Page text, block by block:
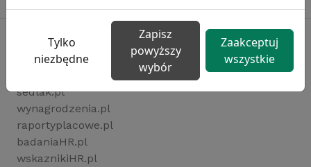
Rynekpracy.pl
sedlak.pl
wynagrodzenia.pl
raportyplacowe.pl
badaniaHR.pl
wskaznikiHR.pl
Tylko
niezbędne
Zapisz
powyższy
wybór
Zaakceptuj
wszystkie